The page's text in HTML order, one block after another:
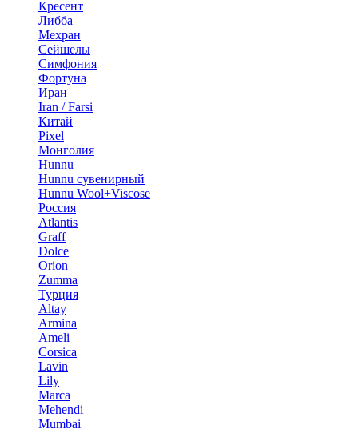
Кресент
Либба
Мехран
Сейшелы
Симфония
Фортуна
Иран
Iran / Farsi
Китай
Pixel
Монголия
Hunnu
Hunnu сувенирный
Hunnu Wool+Viscose
Россия
Atlantis
Graff
Dolce
Orion
Zumma
Турция
Altay
Armina
Ameli
Corsica
Lavin
Lily
Marca
Mehendi
Mumbai